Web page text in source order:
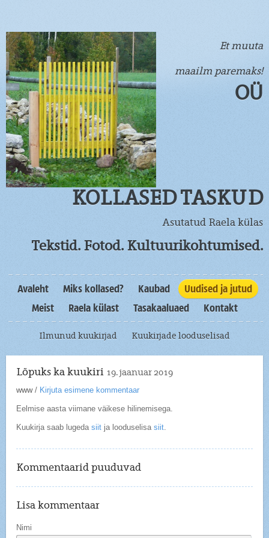
Et muuta
maailm paremaks!
OÜ
KOLLASED TASKUD
Asutatud Raela külas
Tekstid. Fotod. Kultuurikohtumised.
Avaleht Miks kollased? Kaubad
Uudised ja jutud
Meist
Raela külast Tasakaaluaed Kontakt
Ilmunud kuukirjad Kuukirjade looduselisad
Lõpuks ka kuukiri 19. jaanuar 2019
www/ Kirjuta esimene kommentaar
Eelmise aasta viimane väikese hilinemisega.
Kuukirja saab lugedasiit ja looduselisa siit
Kommentaarid puuduvad
Lisa kommentaar
Nimi